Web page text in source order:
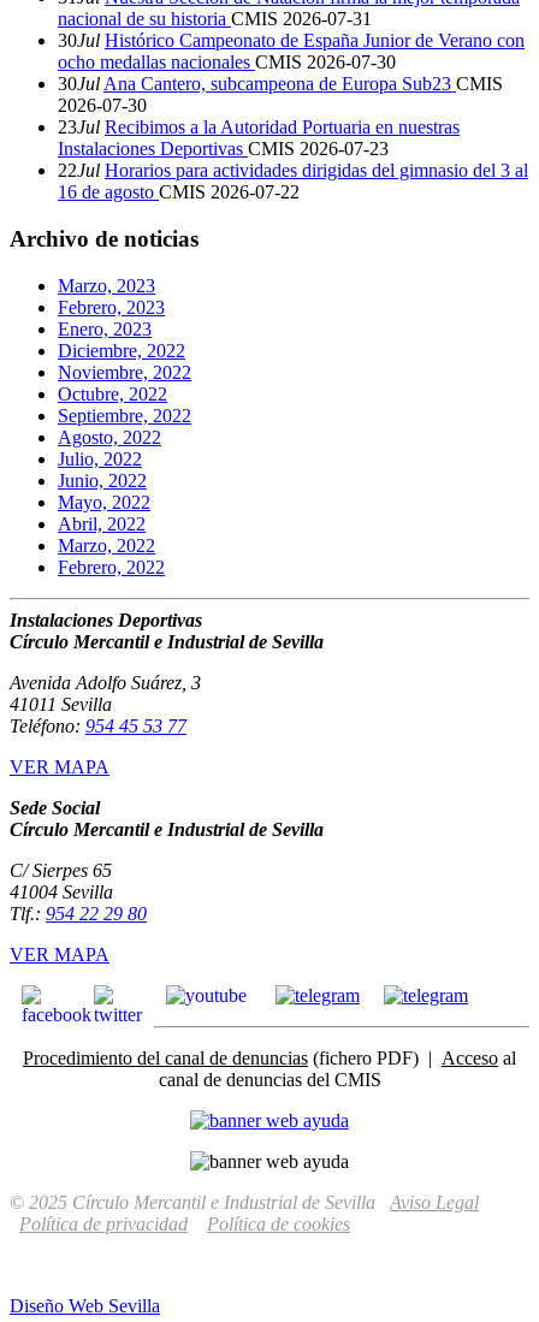
nacional de su historia CMIS 2026-07-31
30Jul Histórico Campeonato de España Junior de Verano con
ocho medallas nacionales CMIS 2026-07-30
30Jul Ana Cantero, subcampeona de Europa Sub23 CMIS
2026-07-30
23Jul Recibimos a la Autoridad Portuaria en nuestras
Instalaciones Deportivas CMIS 2026-07-23
22Jul Horarios para actividades dirigidas del gimnasio del 3 al
16 de agosto CMIS 2026-07-22
Archivo de noticias
Marzo, 2023
Febrero, 2023
Enero, 2023
Diciembre, 2022
Noviembre, 2022
Octubre, 2022
Septiembre, 2022
Agosto, 2022
Julio, 2022
Junio, 2022
Mayo, 2022
Abril, 2022
Marzo, 2022
Febrero, 2022
Instalaciones Deportivas
Círculo Mercantil e Industrial de Sevilla
Avenida Adolfo Suárez, 3
41011 Sevilla
Teléfono: 954 45 53 77
VER MAPA
Sede Social
Círculo Mercantil e Industrial de Sevilla
C/ Sierpes 65
41004 Sevilla
Tlf.: 954 22 29 80
VER MAPA
Procedimiento del canal de denuncias (fichero PDF) | Acceso al
canal de denuncias del CMIS
© 2025 Círculo Mercantil e Industrial de Sevilla Aviso Legal
Política de privacidad
Política de cookies
Diseño Web Sevilla